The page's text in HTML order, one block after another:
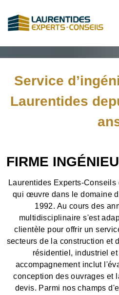
Service
Laurentides
FIRME
Laurentides Experts-
qui œuvre dans le domaine
1992. Au cours des
multidisciplinaire s'est
clientèle pour offrir un
secteurs de la construction et
résidentiel, industriel
accompagnement inclut
conception des ouvrages et
devis. Parmi nos champs